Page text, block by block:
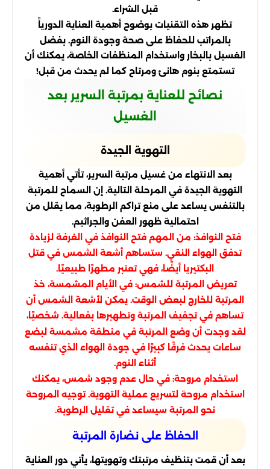
قبل الشراء.
تظهر هذه التقنيات بوضوح أهمية العناية الدورياً
بالمراتب للحفاظ على صحة وجودة النوم. بفضل
الغسيل بالبخار واستخدام المنظفات الخاصة، يمكنك أن
تستمتع بنوم هانئ ومرتاح كما لم يحدث من قبل!
نصائح للعناية بمرتبة السرير بعد
الغسيل
التهوية الجيدة
بعد الانتهاء من غسيل مرتبة السرير، تأتي أهمية
التهوية الجيدة في المرحلة التالية. إن السماح للمرتبة
بالتنفس يساعد على منع تراكم الرطوبة، مما يقلل من
احتمالية ظهور العفن والجراثيم.
فتح النوافذ: من المهم فتح النوافذ في الغرفة لزيادة
تدفق الهواء النقي. ستساهم أشعة الشمس في قتل
البكتيريا أيضًا، فهي تعتبر مطهرًا طبيعيًا.
تعريض المرتبة للشمس: في الأيام المشمسة، خذ
المرتبة للخارج لبعض الوقت. يمكن لأشعة الشمس أن
تساهم في تجفيف المرتبة وتطهيرها بفعالية. شخصيًا،
لقد وجدت أن وضع المرتبة في منطقة مشمسة لبضع
ساعات يحدث فرقًا كبيرًا في جودة الهواء الذي تنفسه
أثناء النوم.
استخدام مروحة: في حال عدم وجود شمس، يمكنك
استخدام مروحة لتسريع عملية التهوية. توجيه المروحة
نحو المرتبة سيساعد في تقليل الرطوبة.
الحفاظ على نضارة المرتبة
بعد أن قمت بتنظيف مرتبتك وتهويتها، يأتي دور العناية